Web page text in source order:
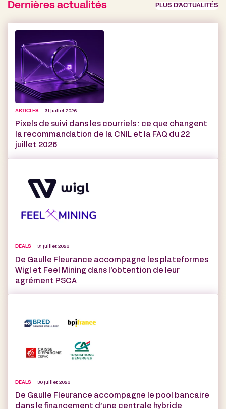
Dernières actualités PLUS D’ACTUALITÉS
ARTICLES 31 juillet 2026
Pixels de suivi dans les courriels : ce que changent
la recommandation de la CNIL et la FAQ du 22
juillet 2026
DEALS 31 juillet 2026
De Gaulle Fleurance accompagne les plateformes
Wigl et Feel Mining dans l’obtention de leur
agrément PSCA
DEALS 30 juillet 2026
De Gaulle Fleurance accompagne le pool bancaire
dans le financement d’une centrale hybride